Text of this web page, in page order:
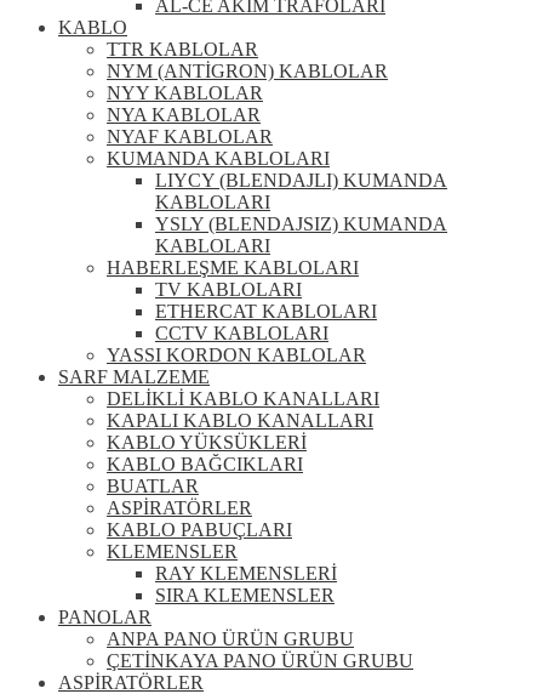
AL-CE AKIM TRAFOLARI
KABLO
TTR KABLOLAR
NYM (ANTİGRON) KABLOLAR
NYY KABLOLAR
NYA KABLOLAR
NYAF KABLOLAR
KUMANDA KABLOLARI
LIYCY (BLENDAJLI) KUMANDA
KABLOLARI
YSLY (BLENDAJSIZ) KUMANDA
KABLOLARI
HABERLEŞME KABLOLARI
TV KABLOLARI
ETHERCAT KABLOLARI
CCTV KABLOLARI
YASSI KORDON KABLOLAR
SARF MALZEME
DELİKLİ KABLO KANALLARI
KAPALI KABLO KANALLARI
KABLO YÜKSÜKLERİ
KABLO BAĞCIKLARI
BUATLAR
ASPİRATÖRLER
KABLO PABUÇLARI
KLEMENSLER
RAY KLEMENSLERİ
SIRA KLEMENSLER
PANOLAR
ANPA PANO ÜRÜN GRUBU
ÇETİNKAYA PANO ÜRÜN GRUBU
ASPİRATÖRLER